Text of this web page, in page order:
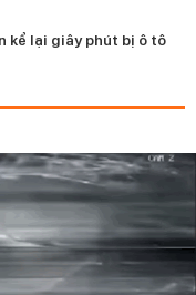
kể lại giây phút bị ô tô